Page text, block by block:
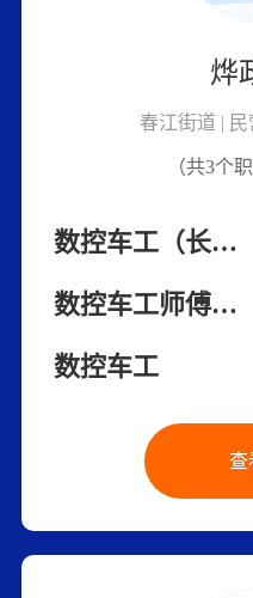
烨
春江街道 | 民
（共3个
数控车工（长白班/不会可学）
数控车工师傅（长白班/薪资可谈）
数控车工
查